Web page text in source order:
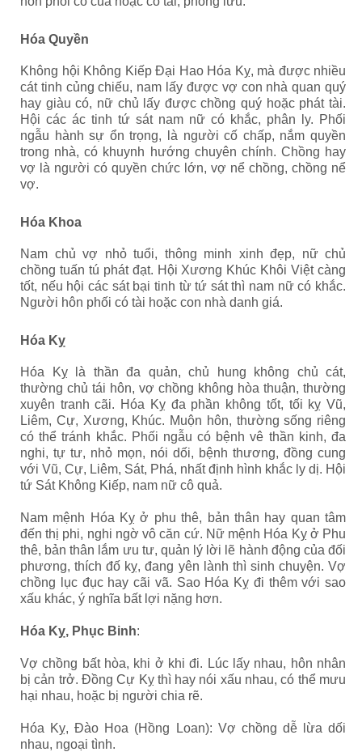
Hóa Quyền
Không hội Không Kiếp Đại Hao Hóa Kỵ, mà được nhiều
cát tinh củng chiếu, nam lấy được vợ con nhà quan quý
hay giàu có, nữ chủ lấy được chồng quý hoặc phát tài.
Hội các ác tinh tứ sát nam nữ có khắc, phân ly. Phối
ngẫu hành sự ổn trọng, là người cố chấp, nắm quyền
trong nhà, có khuynh hướng chuyên chính. Chồng hay
vợ là người có quyền chức lớn, vợ nể chồng, chồng nể
vợ.
Hóa Khoa
Nam chủ vợ nhỏ tuổi, thông minh xinh đẹp, nữ chủ
chồng tuấn tú phát đạt. Hội Xương Khúc Khôi Việt càng
tốt, nếu hội các sát bại tinh từ tứ sát thì nam nữ có khắc.
Người hôn phối có tài hoặc con nhà danh giá.
Hóa Kỵ
Hóa Kỵ là thần đa quản, chủ hung không chủ cát,
thường chủ tái hôn, vợ chồng không hòa thuận, thường
xuyên tranh cãi. Hóa Kỵ đa phần không tốt, tối kỵ Vũ,
Liêm, Cự, Xương, Khúc. Muộn hôn, thường sống riêng
có thể tránh khắc. Phối ngẫu có bệnh vê thần kinh, đa
nghi, tự tư, nhỏ mọn, nói dối, bệnh thương, đồng cung
với Vũ, Cự, Liêm, Sát, Phá, nhất định hình khắc ly dị. Hội
tứ Sát Không Kiếp, nam nữ cô quả.
Nam mệnh Hóa Kỵ ở phu thê, bản thân hay quan tâm
đến thị phi, nghi ngờ vô căn cứ. Nữ mệnh Hóa Kỵ ở Phu
thê, bản thân lắm ưu tư, quản lý lời lẽ hành động của đối
phương, thích đố kỵ, đang yên lành thì sinh chuyện. Vợ
chồng lục đục hay cãi vã. Sao Hóa Kỵ đi thêm với sao
xấu khác, ý nghĩa bất lợi nặng hơn.
Hóa Kỵ, Phục Binh:
Vợ chồng bất hòa, khi ở khi đi. Lúc lấy nhau, hôn nhân
bị cản trở. Đồng Cự Kỵ thì hay nói xấu nhau, có thể mưu
hại nhau, hoặc bị người chia rẽ.
Hóa Kỵ, Đào Hoa (Hồng Loan): Vợ chồng dễ lừa dối
nhau, ngoại tình.